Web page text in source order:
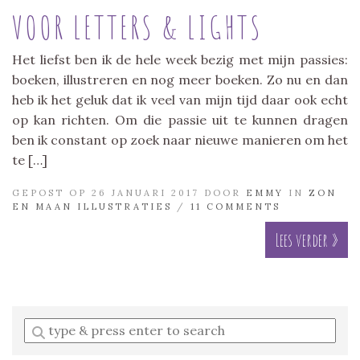
VOOR LETTERS & LIGHTS
Het liefst ben ik de hele week bezig met mijn passies:
boeken, illustreren en nog meer boeken. Zo nu en dan
heb ik het geluk dat ik veel van mijn tijd daar ook echt
op kan richten. Om die passie uit te kunnen dragen
ben ik constant op zoek naar nieuwe manieren om het
te […]
GEPOST OP 26 JANUARI 2017 DOOR EMMY IN ZON
EN MAAN ILLUSTRATIES
/ 11 COMMENTS
Lees verder »
Enter
a